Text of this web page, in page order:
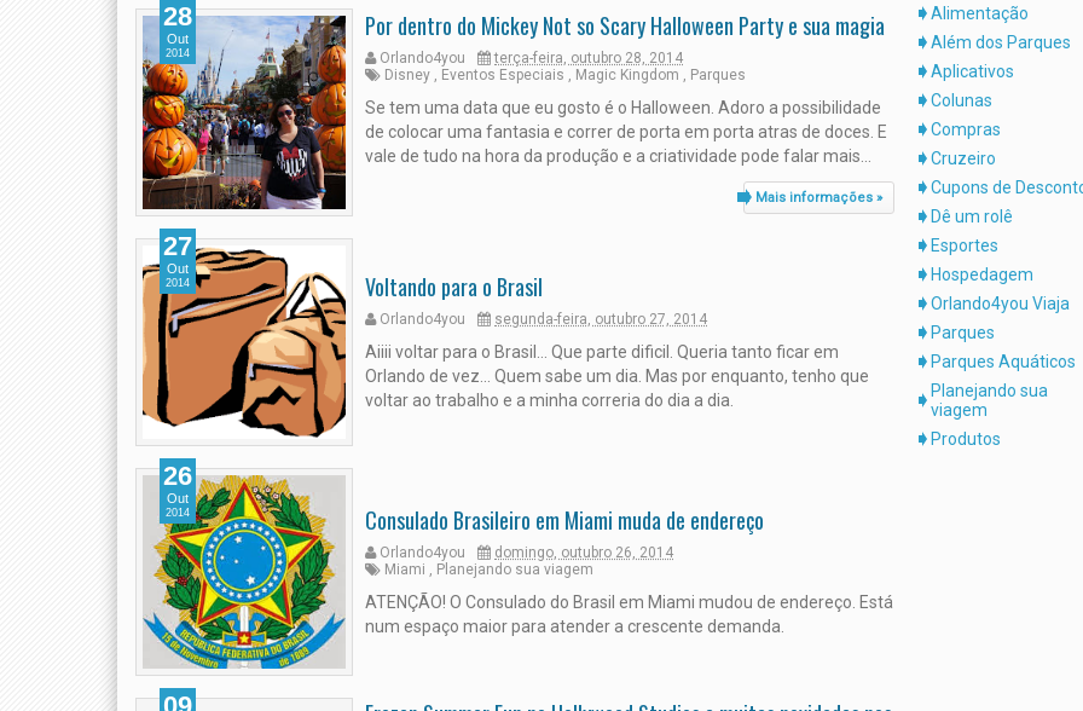
Por dentro do Mickey Not so Scary Halloween Party e sua magia
Orlando4you
terça-feira, outubro 28, 2014
Disney , Eventos Especiais , Magic Kingdom , Parques
Se tem uma data que eu gosto é o Halloween. Adoro a possibilidade
de colocar uma fantasia e correr de porta em porta atras de doces. E
vale de tudo na hora da produção e a criatividade pode falar mais...
Mais informações »
28
Out
2014
Voltando para o Brasil
Orlando4you segunda-feira, outubro 27, 2014
Aiiii voltar para o Brasil... Que parte dificil. Queria tanto ficar em
Orlando de vez... Quem sabe um dia. Mas por enquanto, tenho que
voltar ao trabalho e a minha correria do dia a dia.
27
Out
2014
Consulado Brasileiro em Miami muda de endereço
Orlando4you
domingo, outubro 26, 2014
Miami , Planejando sua viagem
ATENÇÃO! O Consulado do Brasil em Miami mudou de endereço. Está
num espaço maior para atender a crescente demanda.
26
Out
2014
Alimentação
Além dos Parques
Aplicativos
Colunas
Compras
Cruzeiro
Cupons de
Dê um rolê
Esportes
Hospedagem
Orlando4you Viaja
Parques
Parques Aquáticos
Planejando sua
viagem
Produtos